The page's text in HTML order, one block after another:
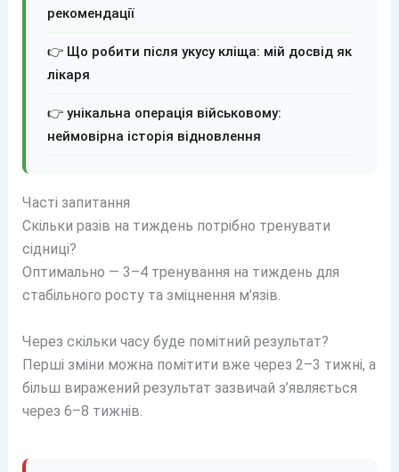
рекомендації
👉 Що робити після укусу кліща: мій досвід як
лікаря
👉 унікальна операція військовому:
неймовірна історія відновлення
Часті запитання
Скільки разів на тиждень потрібно тренувати
сідниці?
Оптимально — 3–4 тренування на тиждень для
стабільного росту та зміцнення м’язів.
Через скільки часу буде помітний результат?
Перші зміни можна помітити вже через 2–3 тижні, а
більш виражений результат зазвичай з’являється
через 6–8 тижнів.